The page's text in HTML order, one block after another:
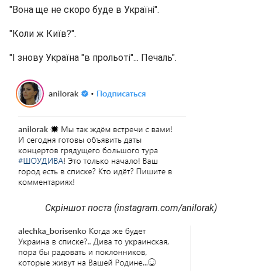
"Вона ще не скоро буде в Україні".
"Коли ж Київ?".
"І знову Україна "в прольоті"... Печаль".
Скріншот поста (instagram.com/anilorak)